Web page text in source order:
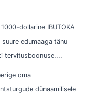
1000-dollarine IBUTOKA
edumaaga tänu
tervitusboonuse....
oma
dünaamilisele